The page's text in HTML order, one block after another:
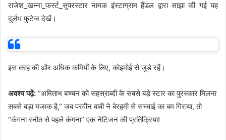
राजेश_खन्ना_फर्स्ट_सुपरस्टार नामक इंस्टाग्राम हैंडल द्वारा साझा की गई यह
दुर्लभ फुटेज देखें।
इस तरह की और अधिक कमियों के लिए, कोइमोई से जुड़े रहें।
अवश्य पढ़ें: “अमिताभ बच्चन को सहस्राब्दी के सबसे बड़े स्टार का पुरस्कार मिलना
सबसे बड़ा मजाक है,” जब परवीन बाबी ने बेरहमी से सच्चाई का बम गिराया, तो
“कंगना रनौत से पहले कंगना” एक नेटिजन की प्रतिक्रिया!